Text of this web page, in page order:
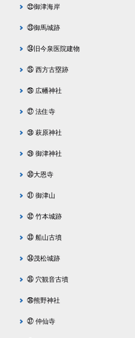
㉒御津海岸
㉓御馬城跡
㉔旧今泉医院建物
㉕ 西方古塁跡
㉖ 広幡神社
㉗ 法住寺
㉘ 萩原神社
㉙ 御津神社
㉚大恩寺
㉛ 御津山
㉜ 竹本城跡
㉝ 船山古墳
㉞茂松城跡
㉟ 穴観音古墳
㊱熊野神社
㊲ 仲仙寺